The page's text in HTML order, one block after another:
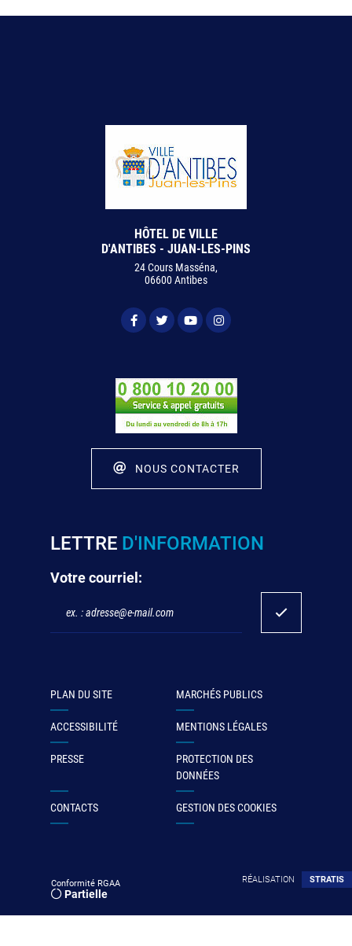
HÔTEL DE VILLE
D'ANTIBES - JUAN-LES-PINS
24 Cours Masséna,
06600 Antibes
NOUS CONTACTER
LETTRE D'INFORMATION
Votre courriel:
PLAN DU SITE MARCHÉS PUBLICS
ACCESSIBILITÉ MENTIONS LÉGALES
PRESSE
PROTECTION DES
DONNÉES
CONTACTS GESTION DES COOKIES
Conformité RGAA
Partielle
RÉALISATION STRATIS